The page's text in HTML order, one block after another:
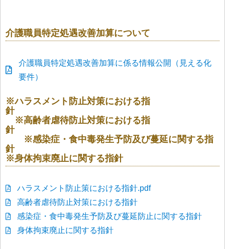
介護職員特定処遇改善加算について
介護職員特定処遇改善加算に係る情報公開（見える化
要件）
※ハラスメント防止対策における指
針
※高齢者虐待防止対策における指
針
※感染症・食中毒発生予防及び蔓延に関する指
針
※身体拘束廃止に関する指針
ハラスメント防止策における指針.pdf
高齢者虐待防止対策における指針
感染症・食中毒発生予防及び蔓延防止に関する指針
身体拘束廃止に関する指針